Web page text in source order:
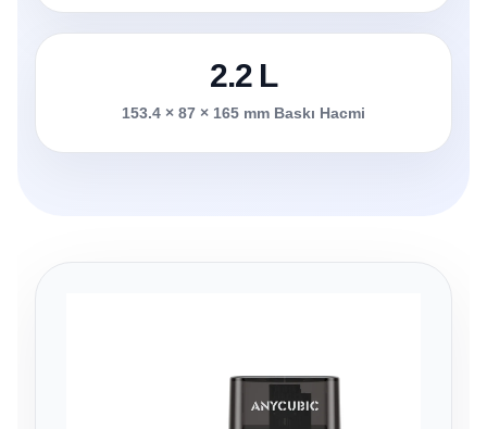
2.2 L
153.4 × 87 × 165 mm Baskı Hacmi